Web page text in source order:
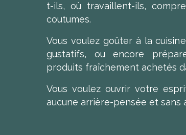
t-ils, où travaillent-ils,
coutumes.
Vous voulez goûter à la
gustatifs, ou encore
produits fraîchement achetés
Vous voulez ouvrir votre
aucune arrière-pensée et sans